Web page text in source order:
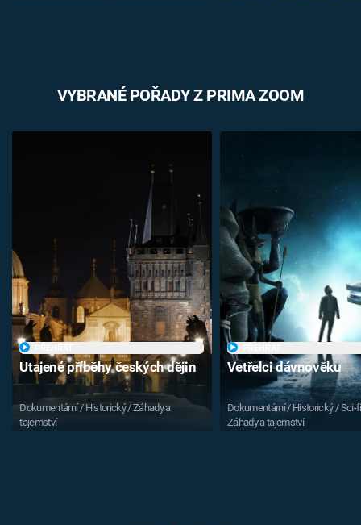
VYBRANÉ POŘADY Z PRIMA ZOOM
Utajené příběhy českých dějin
Dokumentární / Historický / Záhady a
tajemství
Vetřelci dávnověku
Dokumentární / Historický / Sci-
Záhady a tajemství